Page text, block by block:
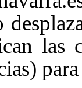
las